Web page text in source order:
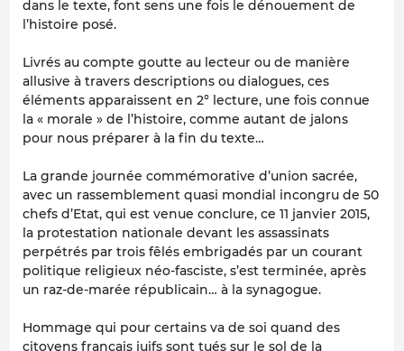
dans le texte, font sens une fois le dénouement de
l’histoire posé.
Livrés au compte goutte au lecteur ou de manière
allusive à travers descriptions ou dialogues, ces
éléments apparaissent en 2° lecture, une fois connue
la « morale » de l’histoire, comme autant de jalons
pour nous préparer à la fin du texte…
La grande journée commémorative d’union sacrée,
avec un rassemblement quasi mondial incongru de 50
chefs d’Etat, qui est venue conclure, ce 11 janvier 2015,
la protestation nationale devant les assassinats
perpétrés par trois fêlés embrigadés par un courant
politique religieux néo-fasciste, s’est terminée, après
un raz-de-marée républicain… à la synagogue.
Hommage qui pour certains va de soi quand des
citoyens français juifs sont tués sur le sol de la